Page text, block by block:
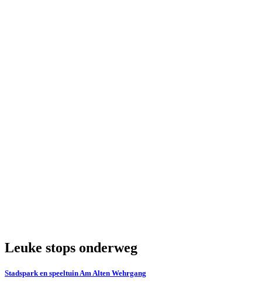
Leuke stops onderweg
Stadspark en speeltuin Am Alten Wehrgang